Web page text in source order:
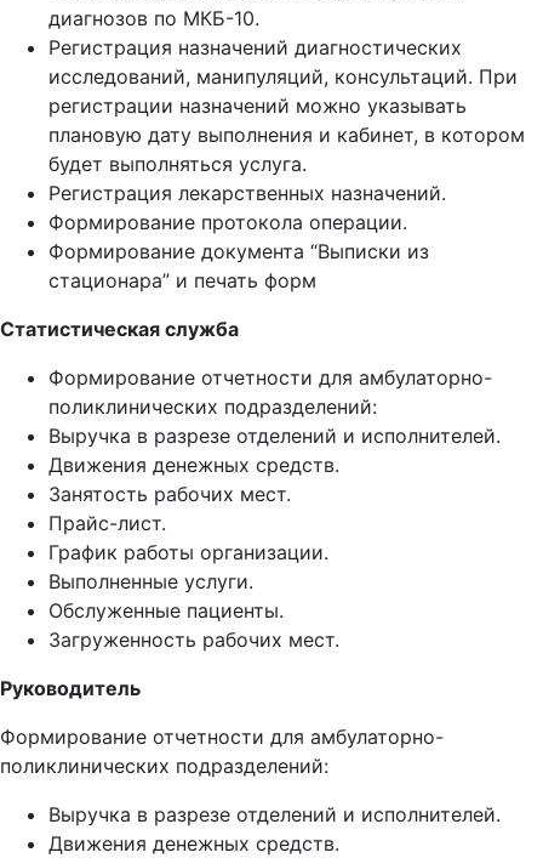
диагнозов по МКБ-10.
Регистрация назначений диагностических
исследований, манипуляций, консультаций. При
регистрации назначений можно указывать
плановую дату выполнения и кабинет, в котором
будет выполняться услуга.
Регистрация лекарственных назначений.
Формирование протокола операции.
Формирование документа “Выписки из
стационара” и печать форм
Статистическая служба
Формирование отчетности для амбулаторно-
поликлинических подразделений:
Выручка в разрезе отделений и исполнителей.
Движения денежных средств.
Занятость рабочих мест.
Прайс-лист.
График работы организации.
Выполненные услуги.
Обслуженные пациенты.
Загруженность рабочих мест.
Руководитель
Формирование отчетности для амбулаторно-
поликлинических подразделений:
Выручка в разрезе отделений и исполнителей.
Движения денежных средств.